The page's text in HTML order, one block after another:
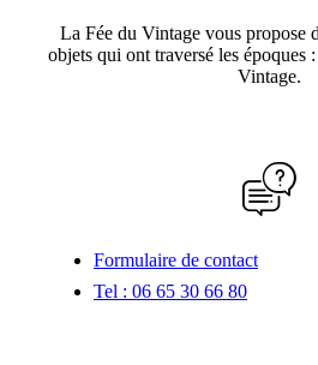
La Fée du Vintage vous propose
objets qui ont traversé les époques
Vintage.
Formulaire de contact
Tel : 06 65 30 66 80